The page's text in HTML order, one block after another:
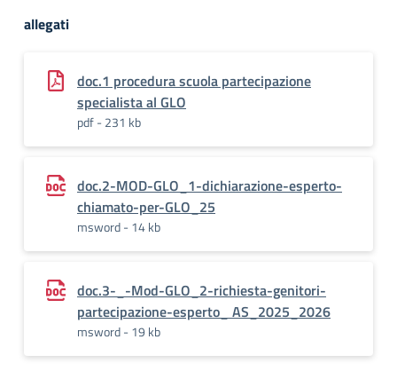
allegati
doc.1 procedura scuola partecipazione
specialista al GLO
pdf - 231 kb
doc.2-MOD-GLO_1-dichiarazione-esperto-
chiamato-per-GLO_25
msword - 14 kb
doc.3-_-Mod-GLO_2-richiesta-genitori-
partecipazione-esperto_ AS_2025_2026
msword - 19 kb